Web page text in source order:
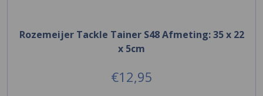
Rozemeijer Tackle Tainer S48 Afmeting: 35 x 22
x 5cm
€12,95